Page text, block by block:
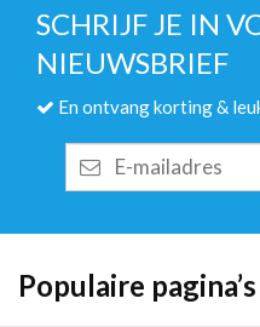
SCHRIJF JE IN
NIEUWSBRIEF
En ontvang korting &
mailadres
Populaire pagina’s